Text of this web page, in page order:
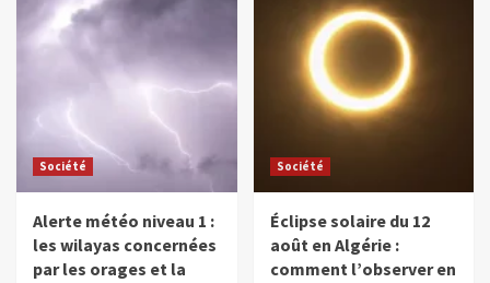
Société
Alerte météo niveau 1 :
les wilayas concernées
par les orages et la
Société
Éclipse solaire du 12
août en Algérie :
comment l’observer en